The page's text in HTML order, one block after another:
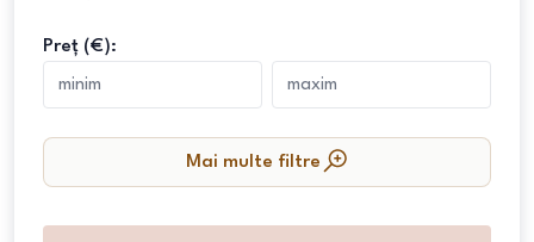
Preț (€):
Mai multe filtre